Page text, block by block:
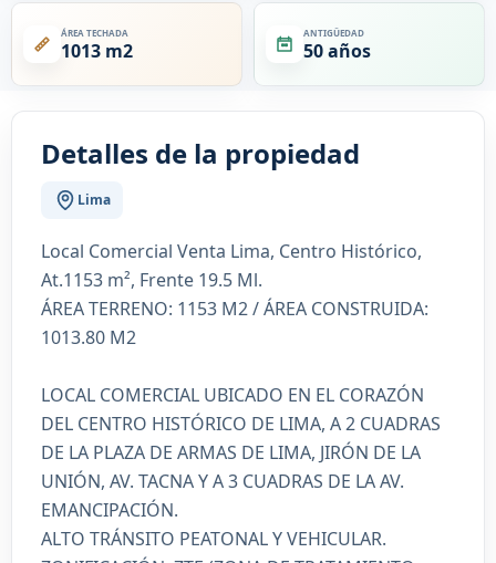
ÁREA TECHADA
1013 m2
ANTIGÜEDAD
50 años
Detalles de la propiedad
Lima
Local Comercial Venta Lima, Centro Histórico,
At.1153 m², Frente 19.5 Ml.
ÁREA TERRENO: 1153 M2 / ÁREA CONSTRUIDA:
1013.80 M2
LOCAL COMERCIAL UBICADO EN EL CORAZÓN
DEL CENTRO HISTÓRICO DE LIMA, A 2 CUADRAS
DE LA PLAZA DE ARMAS DE LIMA, JIRÓN DE LA
UNIÓN, AV. TACNA Y A 3 CUADRAS DE LA AV.
EMANCIPACIÓN.
ALTO TRÁNSITO PEATONAL Y VEHICULAR.